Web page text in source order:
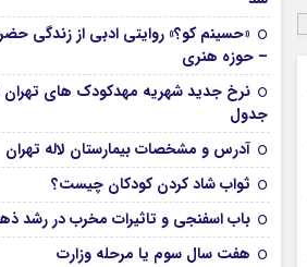
«حسینم کو؟» روایتی ادبی از زندگی
– حوزه هنری
نرخ جدید شهریه مهدکودک های تهران
جدول
آدرس و مشخصات بیمارستان لاله تهران
ثواب شاد کردن کودکان چیست؟
باب اسفنجی و تاثیرات مخرب در رشد
هفت سال سوم یا مرحله وزارت